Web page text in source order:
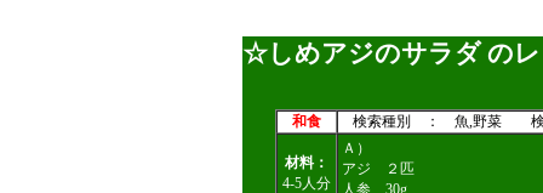
☆しめアジのサラダ の
和食 検索種別 ： 魚,野菜 検
材料：
4-5人分
Ａ）
アジ ２匹